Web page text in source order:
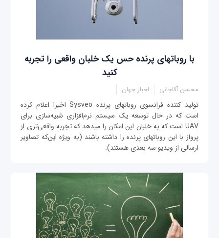
با روبات‎های پرنده حس یک خلبان واقعی را تجربه
کنید
محسن آقاجانی اخبار جهان
تولید كننده فرانسوی روبات‎های پرنده Sysveo اخیرا اعلام كرده
است که در حال توسعه یک سیستم نرم‌افزاری شبیه‌سازی برای
UAV است که به خلبان این امکان را می‎دهد که تجربه واقعی‌تری از
پرواز با این روبات‎های پرنده را داشته باشند (به ویژه این‌که تصاویر
ارسالی از ویدیو سه بعدی هستند).